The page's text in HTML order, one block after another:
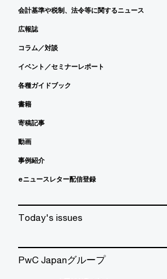
会計基準や税制、法令等に関するニュース
広報誌
コラム／対談
イベント／セミナーレポート
各種ガイドブック
書籍
寄稿記事
動画
事例紹介
eニュースレター配信登録
Today's issues
PwC Japanグループ